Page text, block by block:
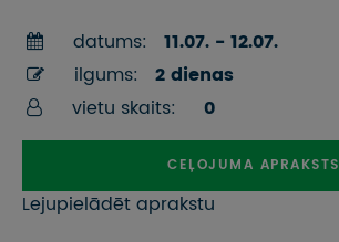
datums:
11.07. - 12.07.
ilgums:
2 dienas
vietu skaits:
0
CEĻOJUMA APRAKSTS
Lejupielādēt aprakstu